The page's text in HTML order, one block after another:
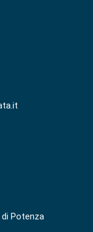
di Potenza